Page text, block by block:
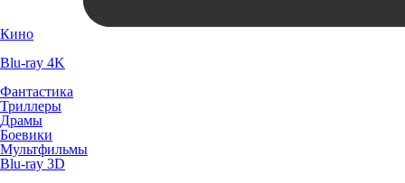
Кино
Blu-ray 4K
Фантастика
Триллеры
Драмы
Боевики
Мультфильмы
Blu-ray 3D